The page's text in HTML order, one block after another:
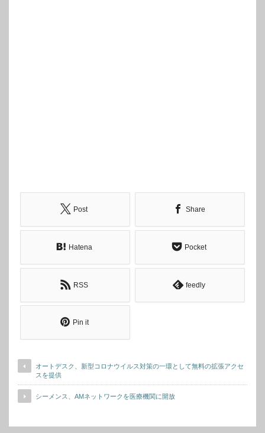
Post Share
Hatena Pocket
RSS feedly
Pin it
オートデスク、新型コロナウイルス対策の一環として無料の拡張アクセ
スを提供
シーメンス、AMネットワークを医療機関に開放